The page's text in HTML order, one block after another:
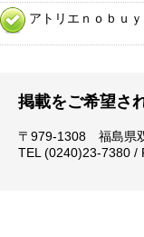
アトリエｎｏｂｕ
掲載をご希望さ
〒979-1308 福島県
TEL (0240)23-7380 /